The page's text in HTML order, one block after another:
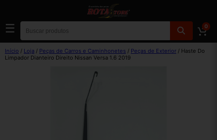
☰ 0
Início / Loja / Peças de Carros e Caminhonetes / Peças de Exterior / Haste Do
Limpador Dianteiro Direito Nissan Versa 1.6 2019